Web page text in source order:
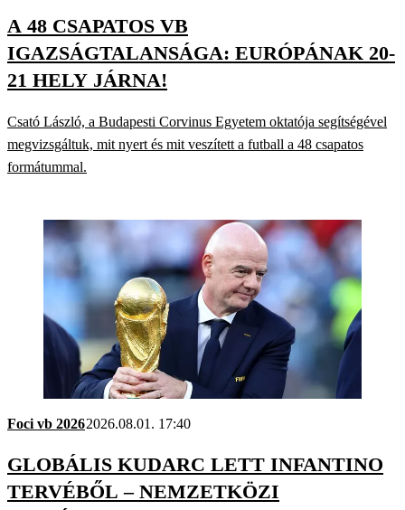
A 48 CSAPATOS VB
IGAZSÁGTALANSÁGA: EURÓPÁNAK 20-
21 HELY JÁRNA!
Csató László, a Budapesti Corvinus Egyetem oktatója segítségével
megvizsgáltuk, mit nyert és mit veszített a futball a 48 csapatos
formátummal.
Foci vb 20262026.08.01. 17:40
GLOBÁLIS KUDARC LETT INFANTINO
TERVÉBŐL – NEMZETKÖZI